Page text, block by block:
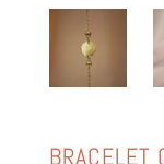
BRACELET